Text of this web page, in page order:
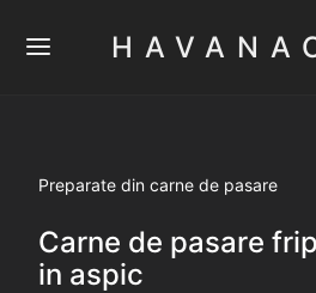
Preparate din carne de pasare
Carne de pasare
in aspic